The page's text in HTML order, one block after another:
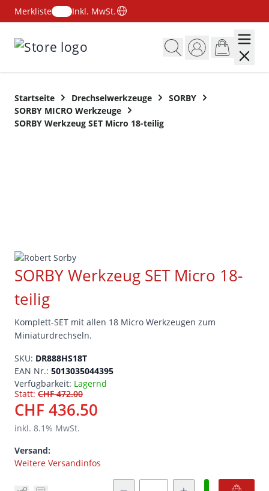
Merkliste
Inkl. MwSt.
Startseite Drechselwerkzeuge
SORBY
SORBY MICRO Werkzeuge
SORBY Werkzeug SET Micro 18-teilig
SORBY Werkzeug SET Micro 18-
teilig
Komplett-SET mit allen 18 Micro Werkzeugen zum
Miniaturdrechseln.
SKU: DR888HS18T
EAN Nr.: 5013035044395
Verfügbarkeit: Lagernd
Statt: CHF 472.00
CHF 436.50
inkl. 8.1% MwSt.
Versand:
Weitere Versandinfos